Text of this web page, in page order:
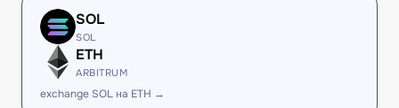
SOL
SOL
ETH
ARBITRUM
exchange SOL на ETH →